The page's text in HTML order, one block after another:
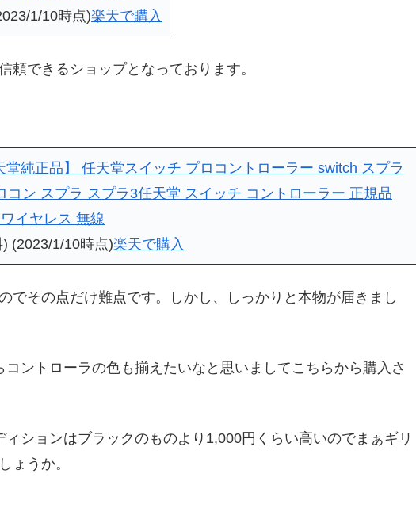
1/10時点)楽天で購入
頼できるショップとなっております。
純正品】 任天堂スイッチ プロコントローラー switch スプラ
コン スプラ スプラ3任天堂 スイッチ コントローラー 正規品
イヤレス 無線
(2023/1/10時点)楽天で購入
でその点だけ難点です。しかし、しっかりと本物が届きまし
ントローラの色も揃えたいなと思いましてこちらから購入さ
ションはブラックのものより1,000円くらい高いのでまぁギリ
ょうか。